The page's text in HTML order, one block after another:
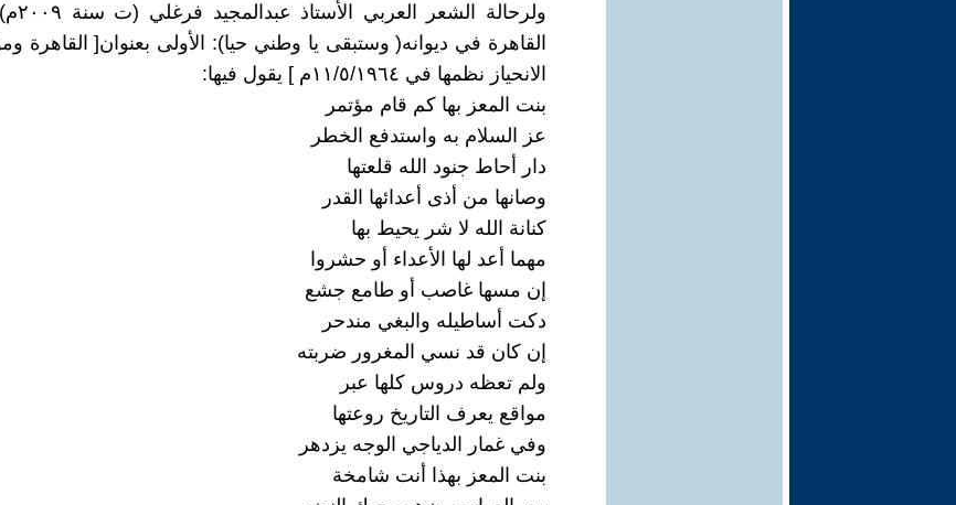
القاهرة في ديوانه( وستبقى يا وطني حيا): الأولى بعنوان[ القاهرة
الانحياز نظمها في ١١/٥/١٩٦٤م ] يقول فيها:
بنت المعز بها كم قام مؤتمر
عز السلام به واستدفع الخطر
دار أحاط جنود الله قلعتها
وصانها من أذى أعدائها القدر
كنانة الله لا شر يحيط بها
مهما أعد لها الأعداء أو حشروا
إن مسها غاصب أو طامع جشع
دكت أساطيله والبغي مندحر
إن كان قد نسي المغرور ضربته
ولم تعظه دروس كلها عبر
مواقع يعرف التاريخ روعتها
وفي غمار الدياجي الوجه يزدهر
بنت المعز بهذا أنت شامخة